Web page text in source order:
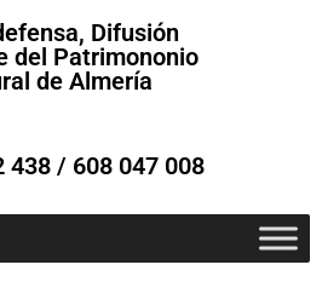
Difusión
del Patrimononio
de Almería
438 / 608 047 008